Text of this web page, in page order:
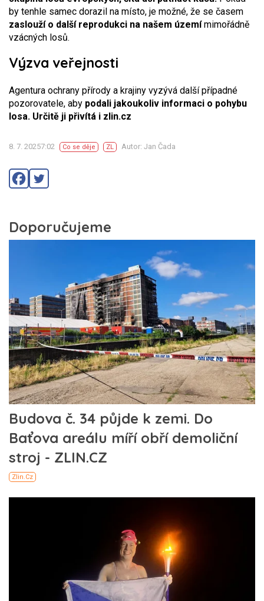
by tenhle samec dorazil na místo, je možné, že se časem
zaslouží o další reprodukci na našem územímimořádně
vzácných losů.
Výzva veřejnosti
Agentura ochrany přírody a krajiny vyzývá další případné
pozorovatele, aby podali jakoukoliv informaci o pohybu
losa. Určitě ji přivítá i zlin.cz
8. 7. 20257:02 Co se děje ZL Autor: Jan Čada